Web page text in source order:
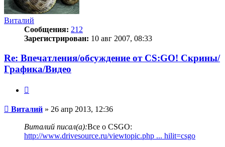
Виталий
Сообщения: 212
Зарегистрирован: 10 авг 2007, 08:33
Re: Впечатления/обсуждение от CS:GO! Скрины/
Графика/Видео
Сообщение
Виталий » 26 апр 2013, 12:36
Виталий писал(а):Все о CSGO:
http://www.drivesource.ru/viewtopic.php ... hilit=csgo